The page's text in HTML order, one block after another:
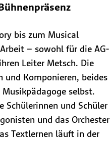
bis zum Musical
– sowohl für die AG-
Leiter Metsch. Die
Komponieren, beides
selbst.
Schülerinnen und Schüler
und das Orchester
Textlernen läuft in der